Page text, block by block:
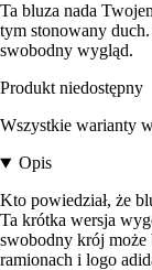
Ta bluza nada
tym stonowany
swobodny wygląd.
Produkt niedostępny
Wszystkie warianty
Opis
Kto powiedział, że
Ta krótka wersja
swobodny krój
ramionach i logo